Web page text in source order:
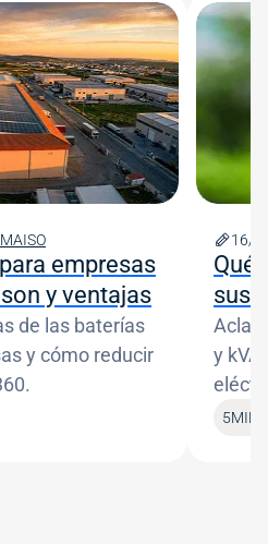
empresas
y ventajas
de las baterías
y cómo reducir
Image
16/
Qué
sus
y
5MIN